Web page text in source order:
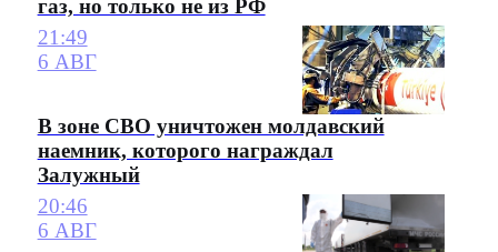
газ, но только не из РФ
21:49
6 АВГ
В зоне СВО уничтожен молдавский
наемник, которого награждал
Залужный
20:46
6 АВГ